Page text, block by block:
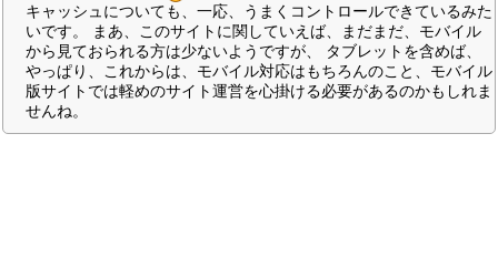
キャッシュについても、一応、うまくコントロールできているみた
いです。 まあ、このサイトに関していえば、まだまだ、モバイル
から見ておられる方は少ないようですが、 タブレットを含めば、
やっぱり、これからは、モバイル対応はもちろんのこと、モバイル
版サイトでは軽めのサイト運営を心掛ける必要があるのかもしれま
せんね。